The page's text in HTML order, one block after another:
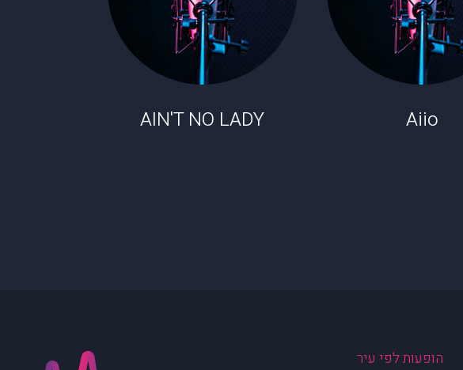
Aiio
AIN'T NO LADY
הופעות לפי עיר